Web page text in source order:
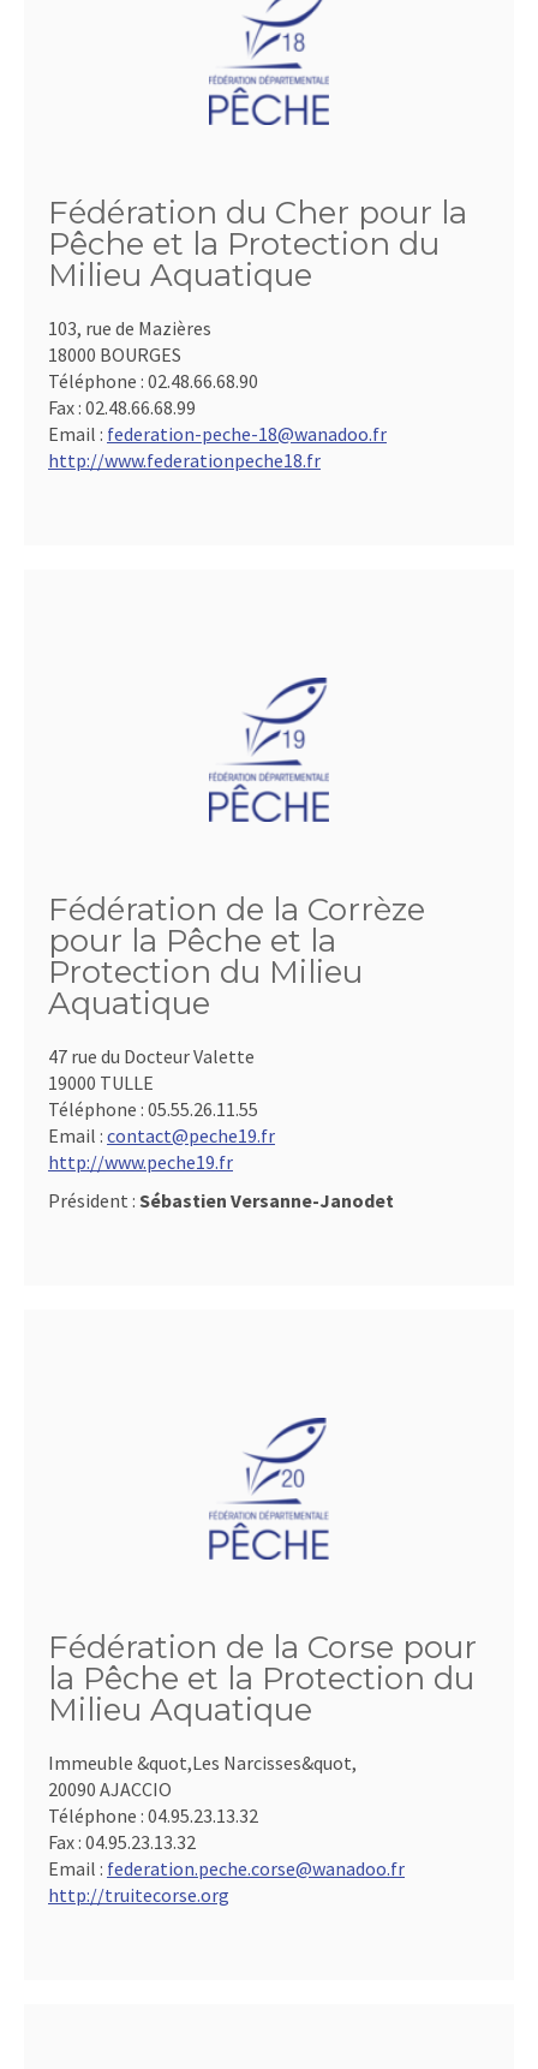
Fédération du Cher pour la
Pêche et la Protection du
Milieu Aquatique
103, rue de Mazières
18000 BOURGES
Téléphone : 02.48.66.68.90
Fax : 02.48.66.68.99
Email : federation-peche-18@wanadoo.fr
http://www.federationpeche18.fr
Fédération de la Corrèze
pour la Pêche et la
Protection du Milieu
Aquatique
47 rue du Docteur Valette
19000 TULLE
Téléphone : 05.55.26.11.55
Email : contact@peche19.fr
http://www.peche19.fr
Président : Sébastien Versanne-Janodet
Fédération de la Corse pour
la Pêche et la Protection du
Milieu Aquatique
Immeuble &quot,Les Narcisses&quot,
20090 AJACCIO
Téléphone : 04.95.23.13.32
Fax : 04.95.23.13.32
Email : federation.peche.corse@wanadoo.fr
http://truitecorse.org